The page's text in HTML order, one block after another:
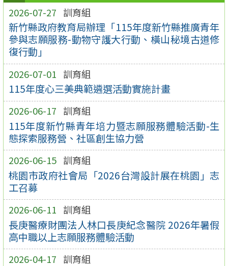
2026-07-27 訓育組
新竹縣政府教育局辦理「115年度新竹縣推廣青年
參與志願服務-動物守護大行動、橫山秘境古道修
復行動」
2026-07-01 訓育組
115年度心三美典範遴選活動實施計畫
2026-06-17 訓育組
115年度新竹縣青年培力暨志願服務體驗活動-生
態探索服務營、社區創生協力營
2026-06-15 訓育組
桃園市政府社會局「2026台灣設計展在桃園」志
工召募
2026-06-11 訓育組
長庚醫療財團法人林口長庚紀念醫院 2026年暑假
高中職以上志願服務體驗活動
2026-04-17 訓育組